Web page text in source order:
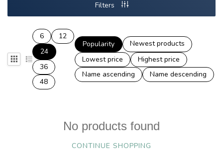
Filters
6
12
24
36
48
Popularity
Newest products
Lowest price
Highest price
Name ascending
Name descending
No products found
CONTINUE SHOPPING